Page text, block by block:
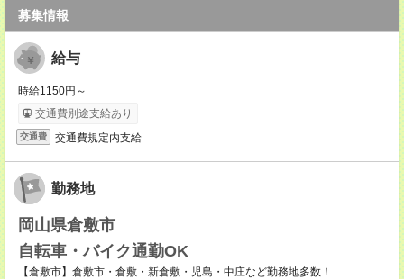
募集情報
給与
時給1150円～
交通費別途支給あり
交通費 交通費規定内支給
勤務地
岡山県倉敷市
自転車・バイク通勤OK
【倉敷市】倉敷市・倉敷・新倉敷・児島・中庄など勤務地多数！